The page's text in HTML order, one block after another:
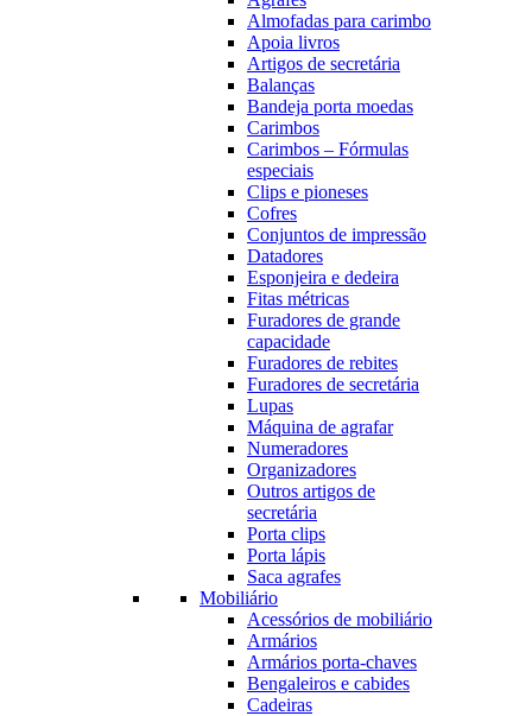
Almofadas para carimbo
Apoia livros
Artigos de secretária
Balanças
Bandeja porta moedas
Carimbos
Carimbos – Fórmulas
especiais
Clips e pioneses
Cofres
Conjuntos de impressão
Datadores
Esponjeira e dedeira
Fitas métricas
Furadores de grande
capacidade
Furadores de rebites
Furadores de secretária
Lupas
Máquina de agrafar
Numeradores
Organizadores
Outros artigos de
secretária
Porta clips
Porta lápis
Saca agrafes
Mobiliário
Acessórios de mobiliário
Armários
Armários porta-chaves
Bengaleiros e cabides
Cadeiras